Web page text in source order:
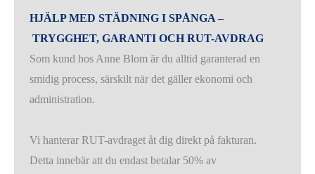
HJÄLP MED STÄDNING I SPÅNGA –
TRYGGHET, GARANTI OCH RUT-AVDRAG
Som kund hos Anne Blom är du alltid garanterad en
smidig process, särskilt när det gäller ekonomi och
administration.
Vi hanterar RUT-avdraget åt dig direkt på fakturan.
Detta innebär att du endast betalar 50% av